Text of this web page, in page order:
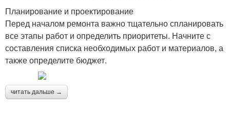
Планирование и проектирование
Перед началом ремонта важно тщательно спланировать
все этапы работ и определить приоритеты. Начните с
составления списка необходимых работ и материалов, а
также определите бюджет.
читать дальше →